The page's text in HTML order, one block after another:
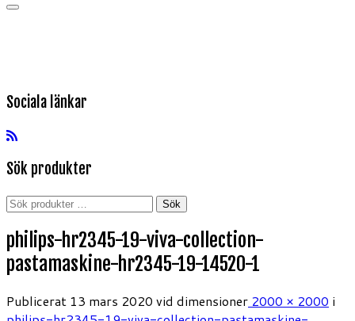
Sociala länkar
Sök produkter
Sök
Sök
philips-hr2345-19-viva-collection-
pastamaskine-hr2345-19-14520-1
Publicerat 13 mars 2020 vid dimensioner 2000 × 2000 i